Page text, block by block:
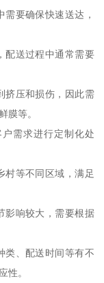
要确保快速送达，
配送过程中通常需要
挤压和损伤，因此需
膜等。
需求进行定制化处
村等不同区域，满足
影响较大，需要根据
类、配送时间等有不
性。